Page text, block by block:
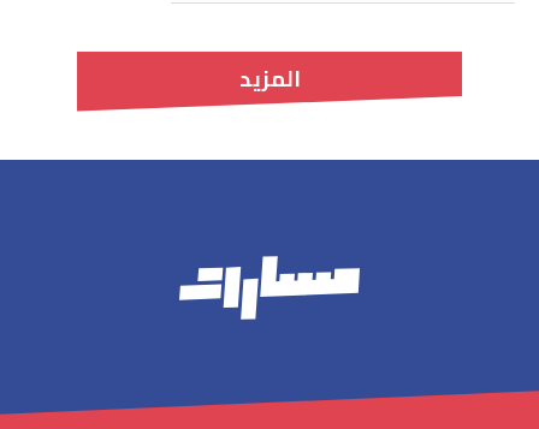
المزيد